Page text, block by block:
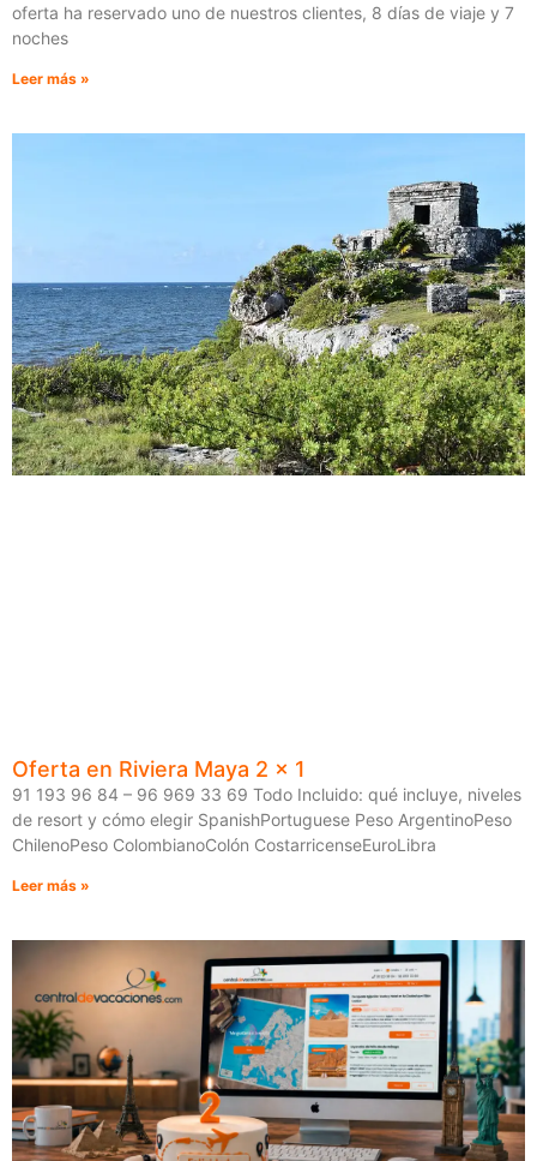
oferta ha reservado uno de nuestros clientes, 8 días de viaje y 7
noches
Leer más »
Oferta en Riviera Maya 2 x 1
91 193 96 84 – 96 969 33 69 Todo Incluido: qué incluye, niveles
de resort y cómo elegir SpanishPortuguese Peso ArgentinoPeso
ChilenoPeso ColombianoColón CostarricenseEuroLibra
Leer más »